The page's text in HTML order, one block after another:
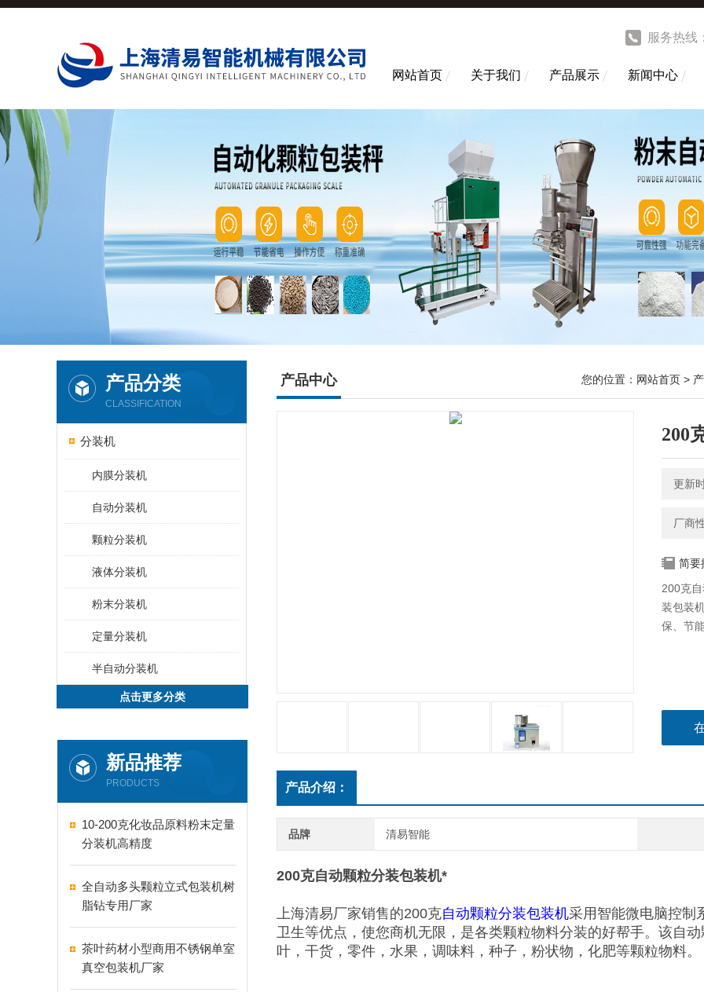
服务热线
网站首页 关于我们 产品展示 新闻中心
产品分类
CLASSIFICATION
分装机
内膜分装机
自动分装机
颗粒分装机
液体分装机
粉末分装机
定量分装机
半自动分装机
点击更多分类
新品推荐
PRODUCTS
10-200克化妆品原料粉末定量
分装机高精度
全自动多头颗粒立式包装机树
脂钻专用厂家
茶叶药材小型商用不锈钢单室
真空包装机厂家
产品中心 您的位置： 网站首页 >
200
更新
厂商
简要
200克
装包装
保、节
产品介绍：
品牌 清易智能
200克自动颗粒分装包装机*
上海清易厂家销售的200克自动颗粒分装包装机采用智能微电脑控制
卫生等优点，使您商机无限，是各类颗粒物料分装的好帮手。该自
叶，干货，零件，水果，调味料，种子，粉状物，化肥等颗粒物料。